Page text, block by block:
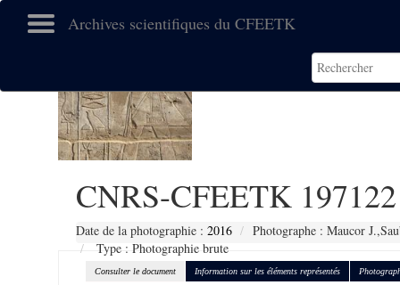
Archives scientifiques du CFEETK
CNRS-CFEETK 197122
Date de la photographie : 2016
Photographe : Maucor
Type : Photographie brute
Consulter le document Information sur les éléments représentés